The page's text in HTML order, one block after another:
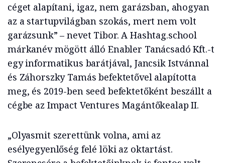
céget alapítani, igaz, nem garázsban, ahogyan
az a startupvilágban szokás, mert nem volt
garázsunk” – nevet Tibor. A Hashtag.school
márkanév mögött álló Enabler Tanácsadó Kft.-t
egy informatikus barátjával, Jancsik Istvánnal
és Záhorszky Tamás befektetővel alapította
meg, és 2019-ben seed befektetőként beszállt a
cégbe az Impact Ventures Magántőkealap II.
„Olyasmit szerettünk volna, ami az
esélyegyenlőség felé löki az oktartást.